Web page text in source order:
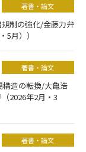
著書・論文
規制の強化/金藤力弁
5月））
著書・論文
構造の転換/大亀浩
2026年2月・3
著書・論文